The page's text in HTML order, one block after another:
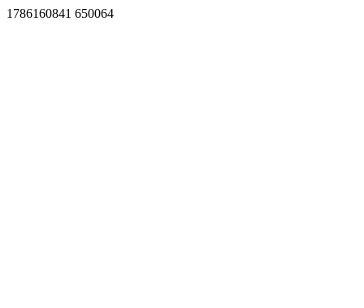
1786160841 650064